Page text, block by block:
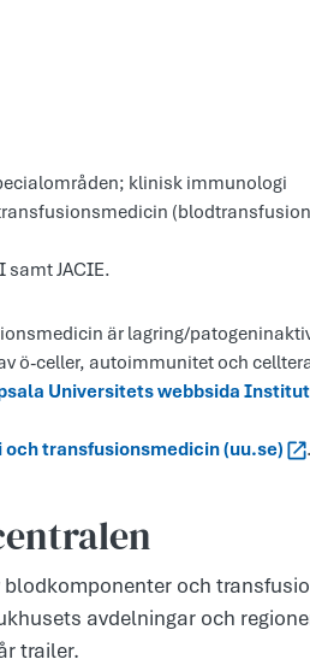
klinisk immunologi
samt JACIE.
är lagring/
ö-celler, autoimmunitet och
Universitets webbsida
transfusionsmedicin (uu.se) .
och
avdelningar och
trailer.